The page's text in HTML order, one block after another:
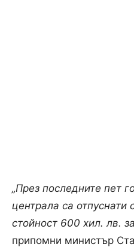
„През последните пет
централа са
стойност 600 хил. лв.
припомни министър